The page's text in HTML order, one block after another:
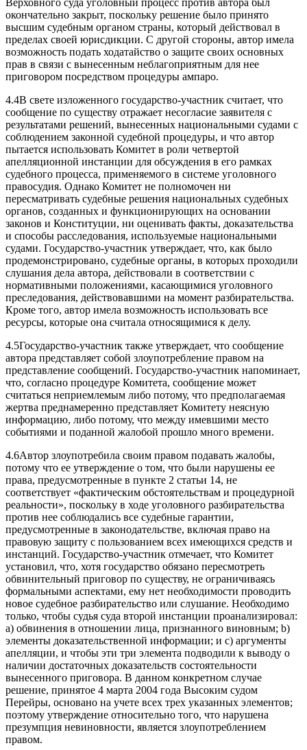
окончательно закрыт, поскольку решение было принято
высшим судебным органом страны, который действовал в
пределах своей юрисдикции. С другой стороны, автор имела
возможность подать ходатайство о защите своих основных
прав в связи с вынесенным неблагоприятным для нее
приговором посредством процедуры ампаро.
4.4В свете изложенного государство-участник считает, что
сообщение по существу отражает несогласие заявителя с
результатами решений, вынесенных национальными судами с
соблюдением законной судебной процедуры, и что автор
пытается использовать Комитет в роли четвертой
апелляционной инстанции для обсуждения в его рамках
судебного процесса, применяемого в системе уголовного
правосудия. Однако Комитет не полномочен ни
пересматривать судебные решения национальных судебных
органов, созданных и функционирующих на основании
законов и Конституции, ни оценивать факты, доказательства
и способы расследования, используемые национальными
судами. Государство-участник утверждает, что, как было
продемонстрировано, судебные органы, в которых проходили
слушания дела автора, действовали в соответствии с
нормативными положениями, касающимися уголовного
преследования, действовавшими на момент разбирательства.
Кроме того, автор имела возможность использовать все
ресурсы, которые она считала относящимися к делу.
4.5Государство-участник также утверждает, что сообщение
автора представляет собой злоупотребление правом на
представление сообщений. Государство-участник напоминает,
что, согласно процедуре Комитета, сообщение может
считаться неприемлемым либо потому, что предполагаемая
жертва преднамеренно представляет Комитету неясную
информацию, либо потому, что между имевшими место
событиями и поданной жалобой прошло много времени.
4.6Автор злоупотребила своим правом подавать жалобы,
потому что ее утверждение о том, что были нарушены ее
права, предусмотренные в пункте 2 статьи 14, не
соответствует «фактическим обстоятельствам и процедурной
реальности», поскольку в ходе уголовного разбирательства
против нее соблюдались все судебные гарантии,
предусмотренные в законодательстве, включая право на
правовую защиту с пользованием всех имеющихся средств и
инстанций. Государство‑участник отмечает, что Комитет
установил, что, хотя государство обязано пересмотреть
обвинительный приговор по существу, не ограничиваясь
формальными аспектами, ему нет необходимости проводить
новое судебное разбирательство или слушание. Необходимо
только, чтобы судья суда второй инстанции проанализировал:
а) обвинения в отношении лица, признанного виновным; b)
элементы доказательственной информации; и c) аргументы
апелляции, и чтобы эти три элемента подводили к выводу о
наличии достаточных доказательств состоятельности
вынесенного приговора. В данном конкретном случае
решение, принятое 4 марта 2004 года Высоким судом
Перейры, основано на учете всех трех указанных элементов;
поэтому утверждение относительно того, что нарушена
презумпция невиновности, является злоупотреблением
правом.